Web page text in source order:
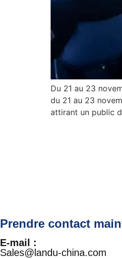
Du 21 au 23
du 21 au 23
attirant un public
Prendre contact
E-mail :
Sales@landu-china.com